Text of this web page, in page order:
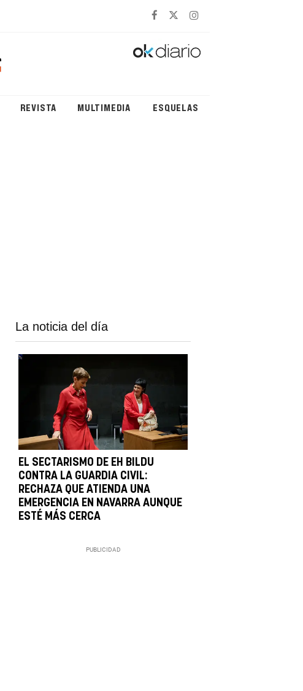
REVISTA MULTIMEDIA ESQUELAS
La noticia del día
EL SECTARISMO DE EH BILDU
CONTRA LA GUARDIA CIVIL:
RECHAZA QUE ATIENDA UNA
EMERGENCIA EN NAVARRA AUNQUE
ESTÉ MÁS CERCA